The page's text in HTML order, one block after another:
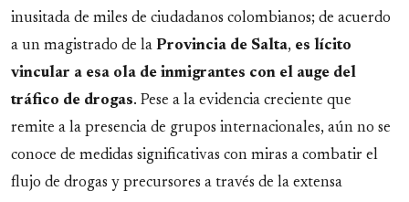
inusitada de miles de ciudadanos colombianos; de acuerdo
a un magistrado de la Provincia de Salta, es lícito
vincular a esa ola de inmigrantes con el auge del
tráfico de drogas. Pese a la evidencia creciente que
remite a la presencia de grupos internacionales, aún no se
conoce de medidas significativas con miras a combatir el
flujo de drogas y precursores a través de la extensa